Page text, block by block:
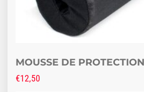
MOUSSE DE
€12,50